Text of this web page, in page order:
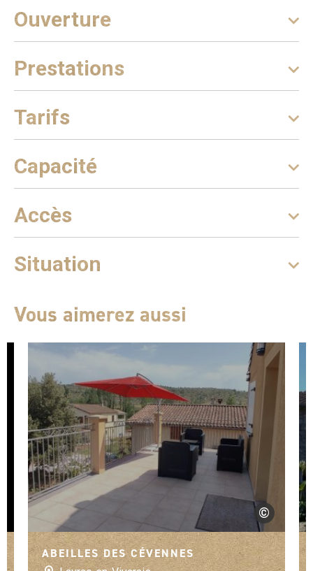
Ouverture
Prestations
Tarifs
Capacité
Accès
Situation
Vous aimerez aussi
©
Clévacances
ABEILLES DES CÉVENNES